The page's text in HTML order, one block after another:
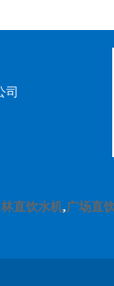
司
林直饮水机,广场直